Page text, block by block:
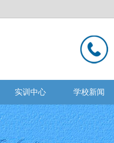
实训中心 学校新闻